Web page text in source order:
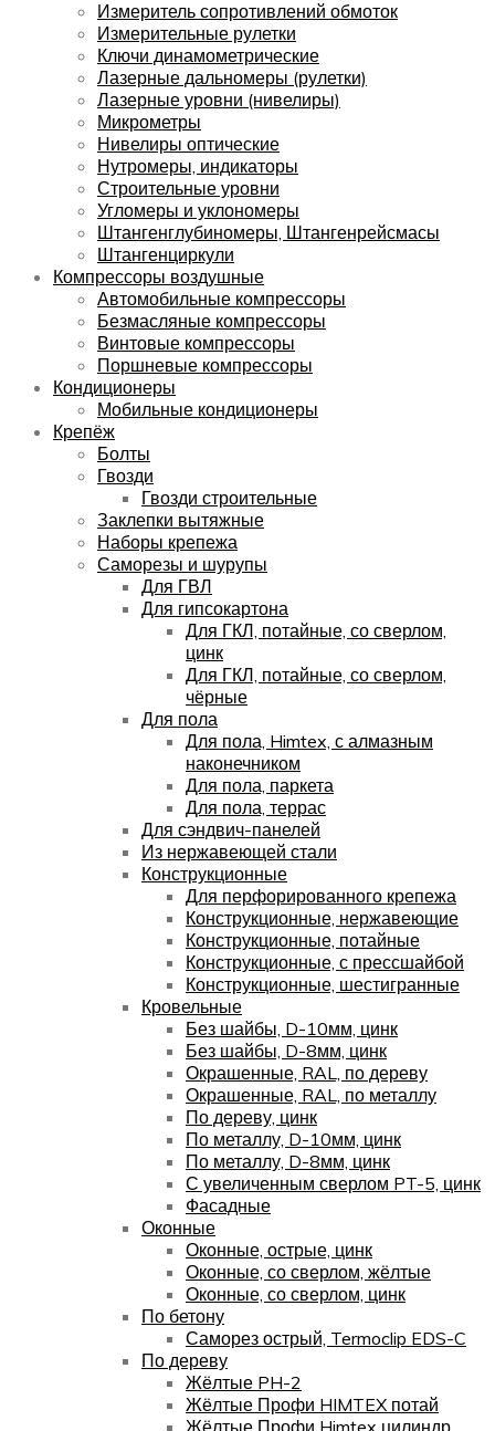
Измеритель сопротивлений обмоток
Измерительные рулетки
Ключи динамометрические
Лазерные дальномеры (рулетки)
Лазерные уровни (нивелиры)
Микрометры
Нивелиры оптические
Нутромеры, индикаторы
Строительные уровни
Угломеры и уклономеры
Штангенглубиномеры, Штангенрейсмасы
Штангенциркули
Компрессоры воздушные
Автомобильные компрессоры
Безмасляные компрессоры
Винтовые компрессоры
Поршневые компрессоры
Кондиционеры
Мобильные кондиционеры
Крепёж
Болты
Гвозди
Гвозди строительные
Заклепки вытяжные
Наборы крепежа
Саморезы и шурупы
Для ГВЛ
Для гипсокартона
Для ГКЛ, потайные, со сверлом,
цинк
Для ГКЛ, потайные, со сверлом,
чёрные
Для пола
Для пола, Himtex, с алмазным
наконечником
Для пола, паркета
Для пола, террас
Для сэндвич-панелей
Из нержавеющей стали
Конструкционные
Для перфорированного крепежа
Конструкционные, нержавеющие
Конструкционные, потайные
Конструкционные, с прессшайбой
Конструкционные, шестигранные
Кровельные
Без шайбы, D-10мм, цинк
Без шайбы, D-8мм, цинк
Окрашенные, RAL, по дереву
Окрашенные, RAL, по металлу
По дереву, цинк
По металлу, D-10мм, цинк
По металлу, D-8мм, цинк
С увеличенным сверлом PT-5, цинк
Фасадные
Оконные
Оконные, острые, цинк
Оконные, со сверлом, жёлтые
Оконные, со сверлом, цинк
По бетону
Саморез острый, Termoclip EDS-C
По дереву
Жёлтые PH-2
Жёлтые Профи HIMTEX потай
Жёлтые Профи Himtex цилиндр